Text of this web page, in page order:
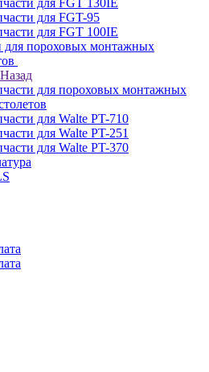
для FGT 130IE
для FGT-95
для FGT 100IE
для пороховых монтажных
Назад
для пороховых монтажных
для Walte PT-710
для Walte PT-251
для Walte PT-370